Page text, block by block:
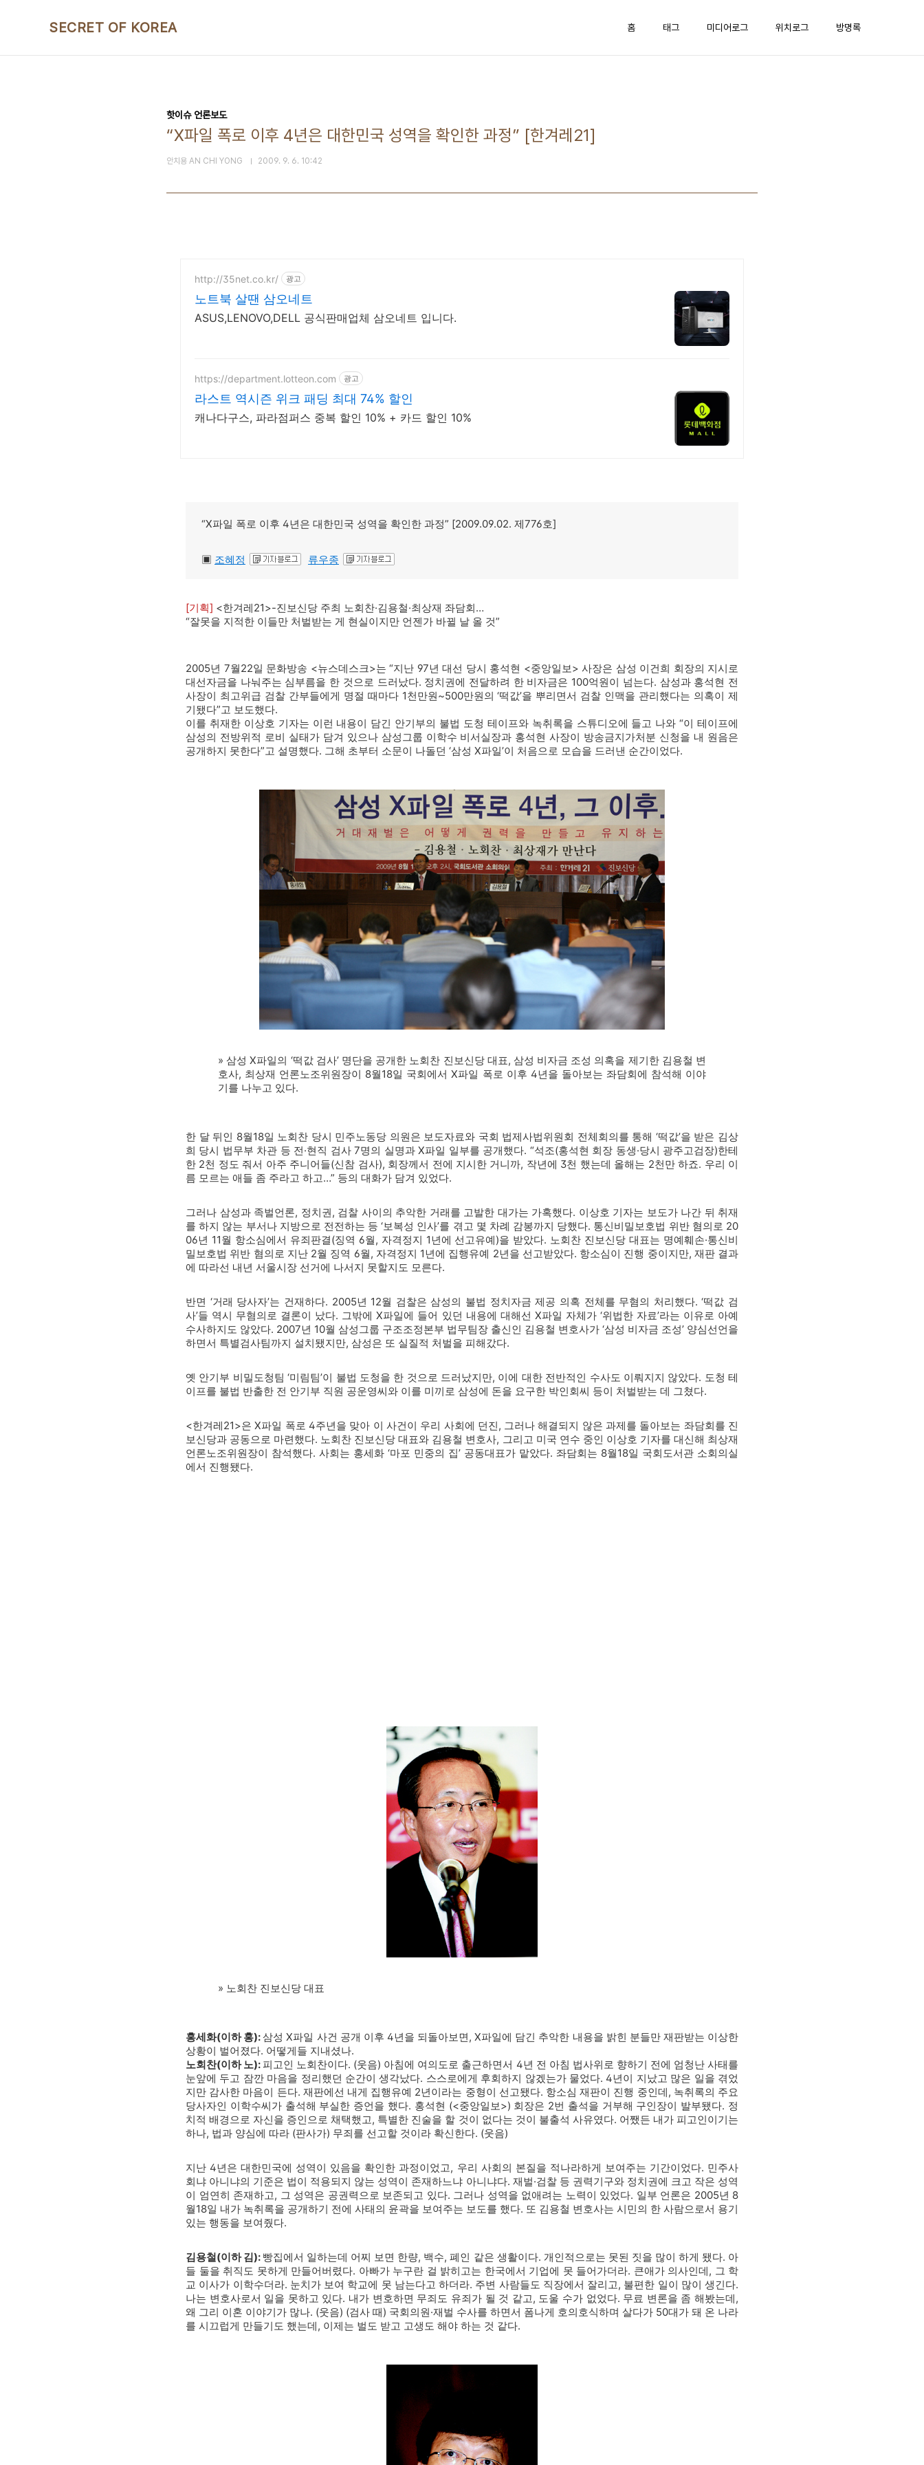
SECRET OF KOREA 홈 태그 미디어로그 위치로그 방명록
핫이슈 언론보도
“X파일 폭로 이후 4년은 대한민국 성역을 확인한 과정” [한겨레21]
안치용 AN CHI YONG 2009. 9. 6. 10:42
http://35net.co.kr/ 광고
노트북 살땐 삼오네트
ASUS,LENOVO,DELL 공식판매업체 삼오네트 입니다.
https://department.lotteon.com 광고
라스트 역시즌 위크 패딩 최대 74% 할인
캐나다구스, 파라점퍼스 중복 할인 10% + 카드 할인 10%
“X파일 폭로 이후 4년은 대한민국 성역을 확인한 과정” [2009.09.02. 제776호]
▣ 조혜정 류우종
[기획] <한겨레21>-진보신당 주최 노회찬·김용철·최상재 좌담회…
“잘못을 지적한 이들만 처벌받는 게 현실이지만 언젠가 바뀔 날 올 것”
2005년 7월22일 문화방송 <뉴스데스크>는 “지난 97년 대선 당시 홍석현 <중앙일보> 사장은 삼성 이건희 회장의 지시로
대선자금을 나눠주는 심부름을 한 것으로 드러났다. 정치권에 전달하려 한 비자금은 100억원이 넘는다. 삼성과 홍석현 전
사장이 최고위급 검찰 간부들에게 명절 때마다 1천만원~500만원의 ‘떡값’을 뿌리면서 검찰 인맥을 관리했다는 의혹이 제
기됐다”고 보도했다.
이를 취재한 이상호 기자는 이런 내용이 담긴 안기부의 불법 도청 테이프와 녹취록을 스튜디오에 들고 나와 “이 테이프에
삼성의 전방위적 로비 실태가 담겨 있으나 삼성그룹 이학수 비서실장과 홍석현 사장이 방송금지가처분 신청을 내 원음은
공개하지 못한다”고 설명했다. 그해 초부터 소문이 나돌던 ‘삼성 X파일’이 처음으로 모습을 드러낸 순간이었다.
» 삼성 X파일의 ‘떡값 검사’ 명단을 공개한 노회찬 진보신당 대표, 삼성 비자금 조성 의혹을 제기한 김용철 변
호사, 최상재 언론노조위원장이 8월18일 국회에서 X파일 폭로 이후 4년을 돌아보는 좌담회에 참석해 이야
기를 나누고 있다.
한 달 뒤인 8월18일 노회찬 당시 민주노동당 의원은 보도자료와 국회 법제사법위원회 전체회의를 통해 ‘떡값’을 받은 김상
희 당시 법무부 차관 등 전·현직 검사 7명의 실명과 X파일 일부를 공개했다. “석조(홍석현 회장 동생·당시 광주고검장)한테
한 2천 정도 줘서 아주 주니어들(신참 검사), 회장께서 전에 지시한 거니까, 작년에 3천 했는데 올해는 2천만 하죠. 우리 이
름 모르는 애들 좀 주라고 하고…” 등의 대화가 담겨 있었다.
그러나 삼성과 족벌언론, 정치권, 검찰 사이의 추악한 거래를 고발한 대가는 가혹했다. 이상호 기자는 보도가 나간 뒤 취재
를 하지 않는 부서나 지방으로 전전하는 등 ‘보복성 인사’를 겪고 몇 차례 감봉까지 당했다. 통신비밀보호법 위반 혐의로 20
06년 11월 항소심에서 유죄판결(징역 6월, 자격정지 1년에 선고유예)을 받았다. 노회찬 진보신당 대표는 명예훼손·통신비
밀보호법 위반 혐의로 지난 2월 징역 6월, 자격정지 1년에 집행유예 2년을 선고받았다. 항소심이 진행 중이지만, 재판 결과
에 따라선 내년 서울시장 선거에 나서지 못할지도 모른다.
반면 ‘거래 당사자’는 건재하다. 2005년 12월 검찰은 삼성의 불법 정치자금 제공 의혹 전체를 무혐의 처리했다. ‘떡값 검
사’들 역시 무혐의로 결론이 났다. 그밖에 X파일에 들어 있던 내용에 대해선 X파일 자체가 ‘위법한 자료’라는 이유로 아예
수사하지도 않았다. 2007년 10월 삼성그룹 구조조정본부 법무팀장 출신인 김용철 변호사가 ‘삼성 비자금 조성’ 양심선언을
하면서 특별검사팀까지 설치됐지만, 삼성은 또 실질적 처벌을 피해갔다.
옛 안기부 비밀도청팀 ‘미림팀’이 불법 도청을 한 것으로 드러났지만, 이에 대한 전반적인 수사도 이뤄지지 않았다. 도청 테
이프를 불법 반출한 전 안기부 직원 공운영씨와 이를 미끼로 삼성에 돈을 요구한 박인회씨 등이 처벌받는 데 그쳤다.
<한겨레21>은 X파일 폭로 4주년을 맞아 이 사건이 우리 사회에 던진, 그러나 해결되지 않은 과제를 돌아보는 좌담회를 진
보신당과 공동으로 마련했다. 노회찬 진보신당 대표와 김용철 변호사, 그리고 미국 연수 중인 이상호 기자를 대신해 최상재
언론노조위원장이 참석했다. 사회는 홍세화 ‘마포 민중의 집’ 공동대표가 맡았다. 좌담회는 8월18일 국회도서관 소회의실
에서 진행됐다.
» 노회찬 진보신당 대표
홍세화(이하 홍):삼성 X파일 사건 공개 이후 4년을 되돌아보면, X파일에 담긴 추악한 내용을 밝힌 분들만 재판받는 이상한
상황이 벌어졌다. 어떻게들 지내셨나.
노회찬(이하 노): 피고인 노회찬이다. (웃음) 아침에 여의도로 출근하면서 4년 전 아침 법사위로 향하기 전에 엄청난 사태를
눈앞에 두고 잠깐 마음을 정리했던 순간이 생각났다. 스스로에게 후회하지 않겠는가 물었다. 4년이 지났고 많은 일을 겪었
지만 감사한 마음이 든다. 재판에선 내게 집행유예 2년이라는 중형이 선고됐다. 항소심 재판이 진행 중인데, 녹취록의 주요
당사자인 이학수씨가 출석해 부실한 증언을 했다. 홍석현 (<중앙일보>) 회장은 2번 출석을 거부해 구인장이 발부됐다. 정
치적 배경으로 자신을 증인으로 채택했고, 특별한 진술을 할 것이 없다는 것이 불출석 사유였다. 어쨌든 내가 피고인이기는
하나, 법과 양심에 따라 (판사가) 무죄를 선고할 것이라 확신한다. (웃음)
지난 4년은 대한민국에 성역이 있음을 확인한 과정이었고, 우리 사회의 본질을 적나라하게 보여주는 기간이었다. 민주사
회냐 아니냐의 기준은 법이 적용되지 않는 성역이 존재하느냐 아니냐다. 재벌·검찰 등 권력기구와 정치권에 크고 작은 성역
이 엄연히 존재하고, 그 성역은 공권력으로 보존되고 있다. 그러나 성역을 없애려는 노력이 있었다. 일부 언론은 2005년 8
월18일 내가 녹취록을 공개하기 전에 사태의 윤곽을 보여주는 보도를 했다. 또 김용철 변호사는 시민의 한 사람으로서 용기
있는 행동을 보여줬다.
김용철(이하 김): 빵집에서 일하는데 어찌 보면 한량, 백수, 폐인 같은 생활이다. 개인적으로는 못된 짓을 많이 하게 됐다. 아
들 둘을 취직도 못하게 만들어버렸다. 아빠가 누구란 걸 밝히고는 한국에서 기업에 못 들어가더라. 큰애가 의사인데, 그 학
교 이사가 이학수더라. 눈치가 보여 학교에 못 남는다고 하더라. 주변 사람들도 직장에서 잘리고, 불편한 일이 많이 생긴다.
나는 변호사로서 일을 못하고 있다. 내가 변호하면 무죄도 유죄가 될 것 같고, 도울 수가 없었다. 무료 변론을 좀 해봤는데,
왜 그리 이혼 이야기가 많나. (웃음) (검사 때) 국회의원·재벌 수사를 하면서 폼나게 호의호식하며 살다가 50대가 돼 온 나라
를 시끄럽게 만들기도 했는데, 이제는 벌도 받고 고생도 해야 하는 것 같다.